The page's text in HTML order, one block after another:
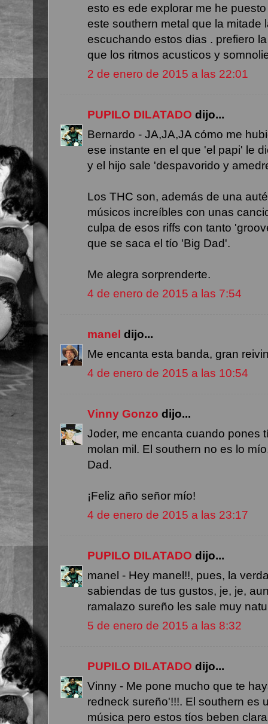
esto es ede explorar me he
este southern metal que la mitade
escuchando estos dias . prefiero
que los ritmos acusticos y
2 de enero de 2015 a las 22:01
PUPILO DILATADO dijo...
Bernardo - JA,JA,JA cómo me
ese instante en el que 'el papi' le
y el hijo sale 'despavorido y
Los THC son, además de una
músicos increíbles con unas
culpa de esos riffs con tanto
que se saca el tío 'Big Dad'.
Me alegra sorprenderte.
4 de enero de 2015 a las 7:54
manel dijo...
Me encanta esta banda, gran
4 de enero de 2015 a las 10:54
Vinny Gonzo dijo...
Joder, me encanta cuando pones
molan mil. El southern no es lo
Dad.
¡Feliz año señor mío!
4 de enero de 2015 a las 23:17
PUPILO DILATADO dijo...
manel - Hey manel!!, pues, la
sabiendas de tus gustos, je, je,
ramalazo sureño les sale muy
5 de enero de 2015 a las 8:32
PUPILO DILATADO dijo...
Vinny - Me pone mucho que te
redneck sureño'!!!. El southern es
música pero estos tíos beben